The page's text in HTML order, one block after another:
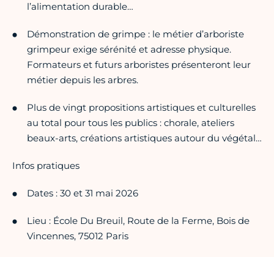
l’alimentation durable…
Démonstration de grimpe : le métier d’arboriste
grimpeur exige sérénité et adresse physique.
Formateurs et futurs arboristes présenteront leur
métier depuis les arbres.
Plus de vingt propositions artistiques et culturelles
au total pour tous les publics : chorale, ateliers
beaux-arts, créations artistiques autour du végétal…
Infos pratiques
Dates : 30 et 31 mai 2026
Lieu : École Du Breuil, Route de la Ferme, Bois de
Vincennes, 75012 Paris